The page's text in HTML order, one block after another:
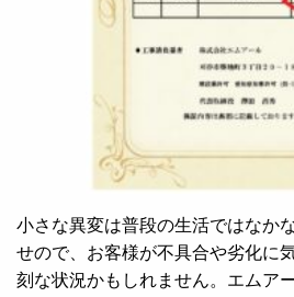
小さな異変は普段の生活ではなか
せので、お客様が不具合や劣化に
刻な状況かもしれません。エムア